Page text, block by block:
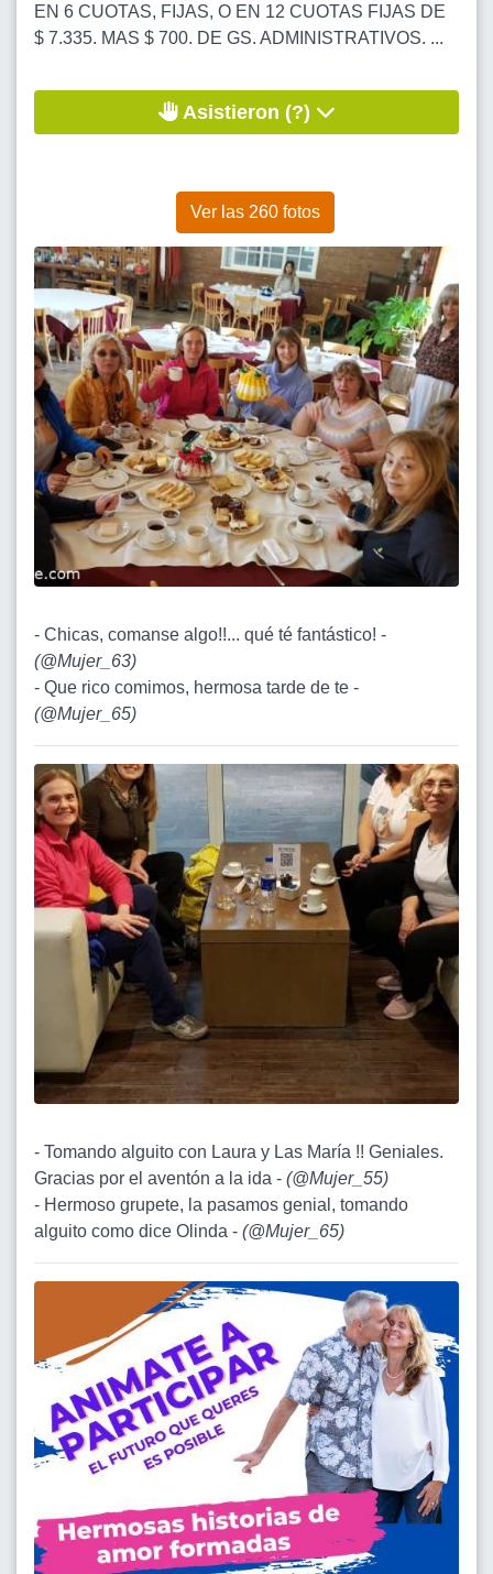
EN 6 CUOTAS, FIJAS, O EN 12 CUOTAS FIJAS DE
$ 7.335. MAS $ 700. DE GS. ADMINISTRATIVOS. ...
Asistieron (?)
Ver las 260 fotos
- Chicas, comanse algo!!... qué té fantástico! -
(@Mujer_63)
- Que rico comimos, hermosa tarde de te -
(@Mujer_65)
- Tomando alguito con Laura y Las María !! Geniales.
Gracias por el aventón a la ida - (@Mujer_55)
- Hermoso grupete, la pasamos genial, tomando
alguito como dice Olinda - (@Mujer_65)